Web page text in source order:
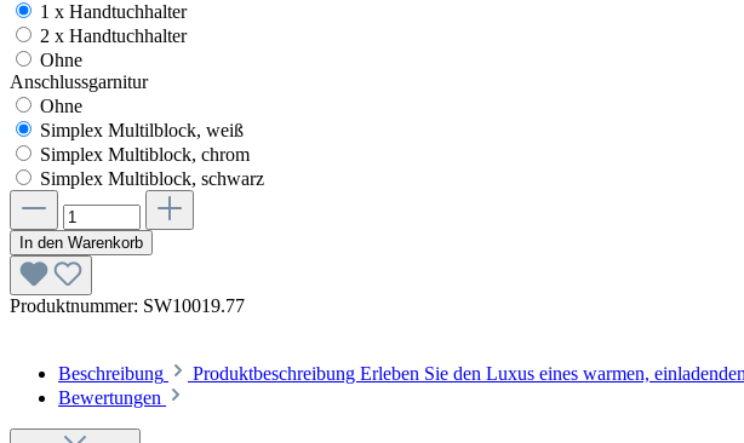
1 x Handtuchhalter
2 x Handtuchhalter
Ohne
Anschlussgarnitur
Ohne
Simplex Multilblock, weiß
Simplex Multiblock, chrom
Simplex Multiblock, schwarz
In den Warenkorb
Produktnummer: SW10019.77
Beschreibung Produktbeschreibung Erleben Sie den Luxus eines warmen,
Bewertungen